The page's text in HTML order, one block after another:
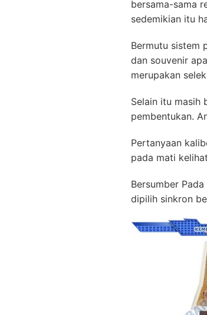
bersama-sama
sedemikian itu
Bermutu sistem
dan souvenir
merupakan
Selain itu masih
pembentukan.
Pertanyaan
pada mati
Bersumber
dipilih sinkron